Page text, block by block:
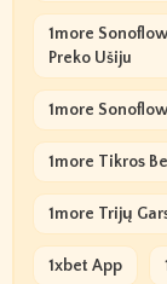
1more
Preko Ušiju
1more
1more Tikros
1more Trijų
1xbet App